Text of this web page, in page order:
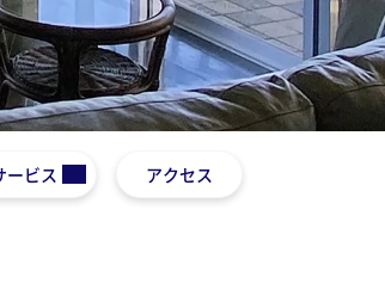
ービス アクセス